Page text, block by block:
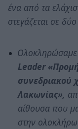
ένα από τα
στεγάζεται σε
Ολοκληρώσαμε
Leader
συνεδριακού
Λακωνίας»,
αίθουσα που
στην